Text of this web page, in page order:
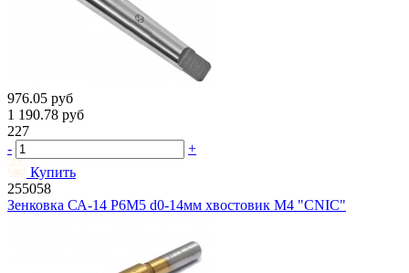
976.05 руб
1 190.78 руб
227
-
+
Купить
255058
Зенковка СА-14 Р6М5 d0-14мм хвостовик М4 "CNIC"